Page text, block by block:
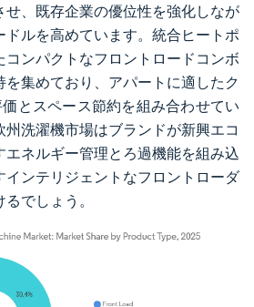
せ、既存企業の優位性を強化しなが
ドルを高めています。統合ヒートポ
コンパクトなフロントロードコンボ
を集めており、アパートに適したク
とスペース節約を組み合わせてい
州洗濯機市場はブランドが新興エコ
エネルギー管理とろ過機能を組み込
インテリジェントなフロントローダ
でしょう。